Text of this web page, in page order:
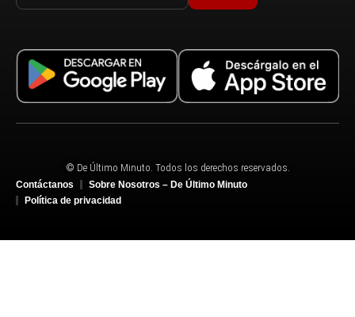
© De Último Minuto. Todos los derechos reservados.
Contáctanos
Sobre Nosotros – De Último Minuto
Política de privacidad